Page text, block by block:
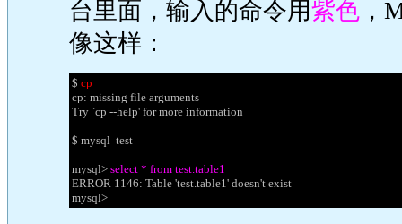
台里面，输入的命令用紫色，
像这样：
$ cp
cp: missing file arguments
Try `cp --help' for more information
$ mysql test
mysql> select * from test.table1
ERROR 1146: Table 'test.table1' doesn't exist
mysql>